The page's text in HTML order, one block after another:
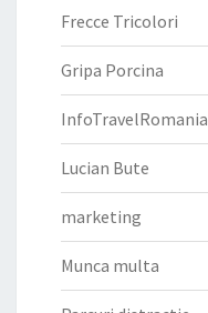
Frecce Tricolori
Gripa Porcina
InfoTravelRomania
Lucian Bute
marketing
Munca multa